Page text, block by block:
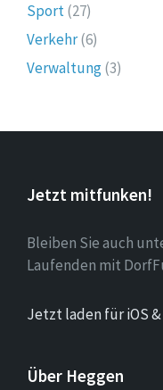
Sport(27)
Verkehr(6)
Verwaltung(3)
Jetzt mitfunken!
Bleiben Sie auch
Laufenden mit
Jetzt laden für iOS
Über Heggen